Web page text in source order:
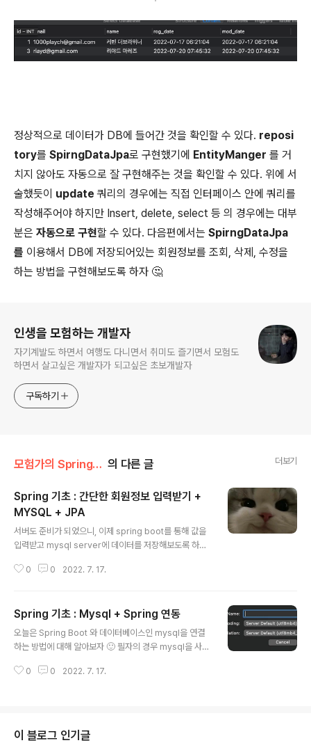
정상적으로 데이터가 DB에 들어간 것을 확인할 수 있다. reposi
tory를 SpirngDataJpa로 구현했기에 EntityManger 를 거
치지 않아도 자동으로 잘 구현해주는 것을 확인할 수 있다. 위에 서
술했듯이 update 쿼리의 경우에는 직접 인터페이스 안에 쿼리를
작성해주어야 하지만 Insert, delete, select 등 의 경우에는 대부
분은 자동으로 구현할 수 있다. 다음편에서는 SpirngDataJpa
를 이용해서 DB에 저장되어있는 회원정보를 조회, 삭제, 수정을
하는 방법을 구현해보도록 하자 🤔
인생을 모험하는 개발자
자기계발도 하면서 여행도 다니면서 취미도 즐기면서 모험도
하면서 살고싶은 개발자가 되고싶은 초보개발자
구독하기
모험가의 Spring/Spring 의 다른 글 더보기
Spring 기초 : 간단한 회원정보 입력받기 +
MYSQL + JPA
서버도 준비가 되었으니, 이제 spring boot를 통해 값을
입력받고 mysql server에 데이터를 저장해보도록 하자.
부 완독하고 온다면 정말 좋을 것이다. [무료] 스프링 입문
웹 애플리케이션 개발 전반을 빠르게 학습할 수 있습니다.,
- 강의 소개 | 인프런... www.inflearn.com 위에 대한 지
식을 바탕으로 만든 프로젝트의 폴더 구조를 먼저 살펴보
트맨으로 값을 입력받고 데이터가 잘 저장되는지 확인을
0 0 2022. 7. 17.
Spring 기초 : Mysql + Spring 연동
오늘은 Spring Boot 와 데이터베이스인 mysql을 연결
하는 방법에 대해 알아보자 🙂 필자의 경우 mysql을 사용
이스 작업을 위한 Mac 데이터베이스 관리 애플리케이션
두자. 0. Mysql 설치 및 사용 https://itstudy402.tistor
y.com/12 맥 OS 에서 MySql 사용하기 맥 OS에서 My
0 0 2022. 7. 17.
이 블로그 인기글